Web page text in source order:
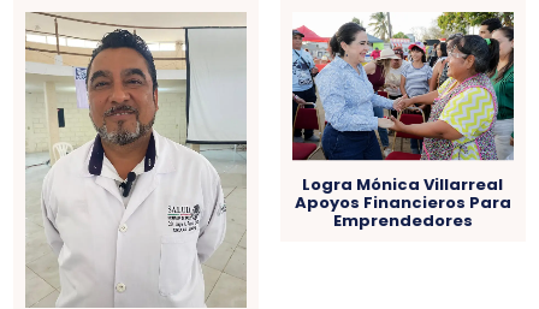
Logra Mónica Villarreal
Apoyos Financieros Para
Emprendedores